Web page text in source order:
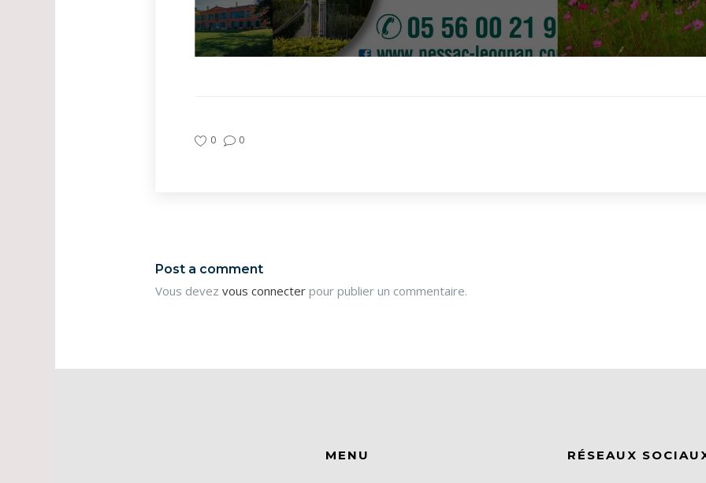
0 0
Post a comment
Vous devezvous connecter pour publier un commentaire.
MENU RÉSEAUX